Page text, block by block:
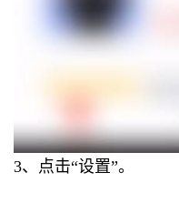
3、点击“设置”。